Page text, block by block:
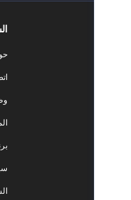
المساعدة
برنامج الإحالة
سياسة
الشروط